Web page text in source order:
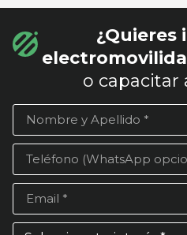
¿Quieres
o capacitar